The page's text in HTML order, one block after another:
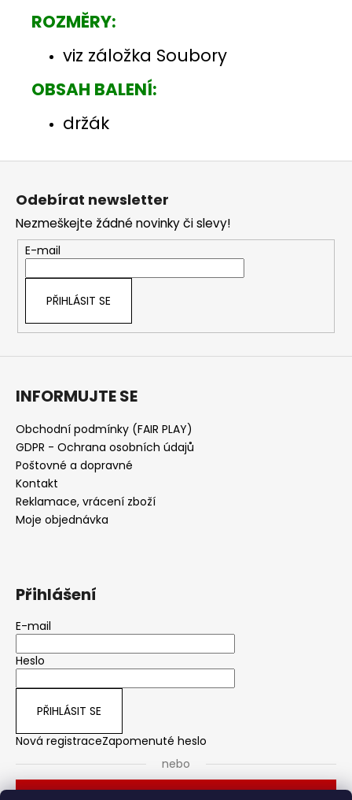
ROZMĚRY:
viz záložka Soubory
OBSAH BALENÍ:
držák
Z
Odebírat newsletter
Nezmeškejte žádné novinky či slevy!
E-mail
PŘIHLÁSIT SE
INFORMUJTE SE
Obchodní podmínky (FAIR PLAY)
GDPR - Ochrana osobních údajů
Poštovné a dopravné
Kontakt
Reklamace, vrácení zboží
Moje objednávka
Přihlášení
E-mail
Heslo
PŘIHLÁSIT SE
Nová registraceZapomenuté heslo
nebo